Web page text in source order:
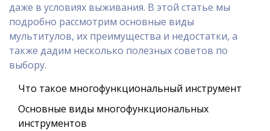
даже в условиях выживания. В этой статье мы
подробно рассмотрим основные виды
мультитулов, их преимущества и недостатки, а
также дадим несколько полезных советов по
выбору.
Что такое многофункциональный инструмент
Основные виды многофункциональных
инструментов